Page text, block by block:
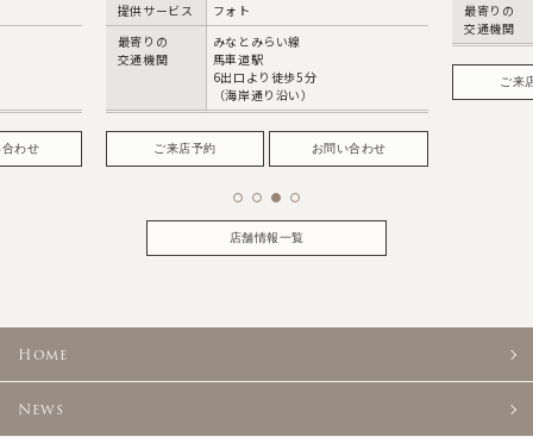
わせ
提供サービス
フォト
最寄りの
交通機関
みなとみらい線
馬車道駅
6出口より徒歩5分
（海岸通り沿い）
ご来店予約 お問い合わせ
最寄りの
交通機関
ご来
店舗情報一覧
Home
News